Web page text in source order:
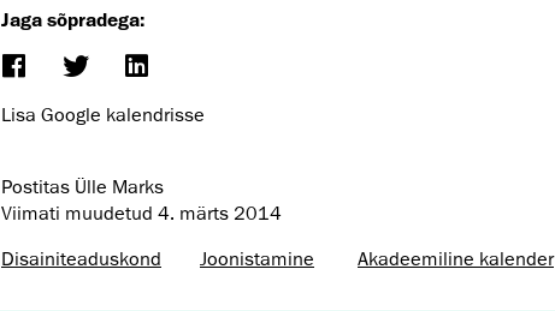
Jaga sõpradega:
Lisa Google kalendrisse
Postitas Ülle Marks
Viimati muudetud 4. märts 2014
Disaini­­teaduskond
Joonistamine Akadeemiline kalender